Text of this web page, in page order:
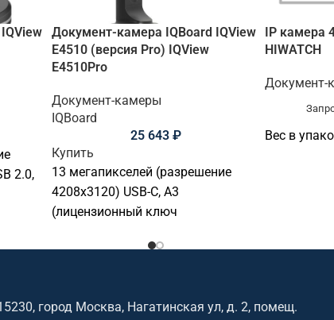
2.0,
Документ-камера IQBoard IQView
E4510 (версия Pro) IQView
E4510Pro
Документ-камеры
IQBoard
25 643 ₽
Купить
13 мегапикселей (разрешение
4208х3120) USB-C, A3
(лицензионный ключ
компьютер)
IP камера
HIWATCH
Документ-
Вес в
город Москва, Нагатинская ул, д. 2, помещ.